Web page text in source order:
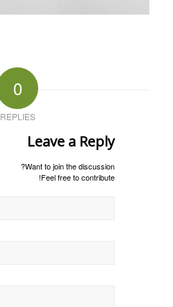
0
REPLIES
Leave a Reply
Want to join the discussion?
Feel free to contribute!